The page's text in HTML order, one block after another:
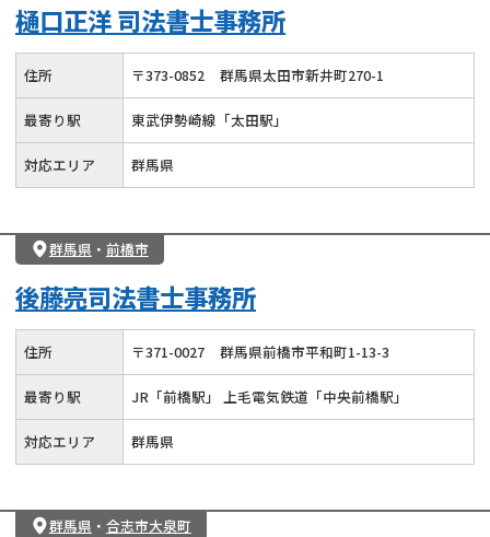
樋口正洋 司法書士事務所
住所 〒373-0852 群馬県太田市新井町270-1
最寄り駅 東武伊勢崎線「太田駅」
対応エリア 群馬県
群馬県 ・ 前橋市
後藤亮司法書士事務所
住所 〒371-0027 群馬県前橋市平和町1-13-3
最寄り駅 JR「前橋駅」 上毛電気鉄道「中央前橋駅」
対応エリア 群馬県
群馬県 ・ 合志市大泉町